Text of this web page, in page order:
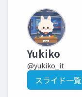
Yukiko
@yukiko_it
スライド一覧